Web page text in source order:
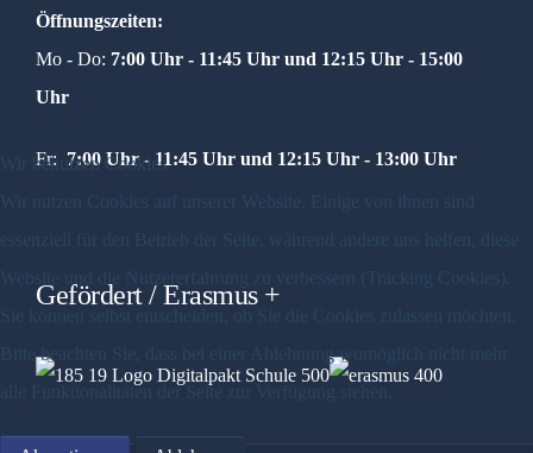
Öffnungszeiten:
Mo - Do: 7:00 Uhr - 11:45 Uhr und 12:15 Uhr - 15:00
Uhr
Fr: 7:00 Uhr - 11:45 Uhr und 12:15 Uhr - 13:00 Uhr
Gefördert / Erasmus +
Wir benutzen Cookies
Bitte beachten Sie, dass bei einer Ablehnung womöglich nicht mehr
alle Funktionalitäten der Seite zur Verfügung stehen.